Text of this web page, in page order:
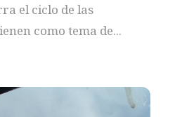
el ciclo de las
como tema de...